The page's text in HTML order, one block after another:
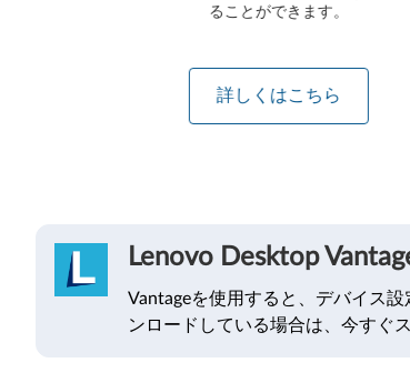
ることができます。
詳しくはこちら
Lenovo Desktop
Vantageを使用すると、デバイス
ンロードしている場合は、今すぐ